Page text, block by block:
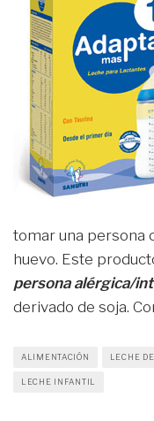
tomar una persona
huevo. Este
persona alérgica/
derivado de soja.
ALIMENTACIÓN LECHE
LECHE INFANTIL